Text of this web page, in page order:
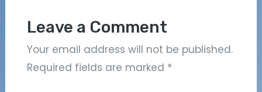
Leave a Comment
Your email address will not be published.
Required fields are marked *